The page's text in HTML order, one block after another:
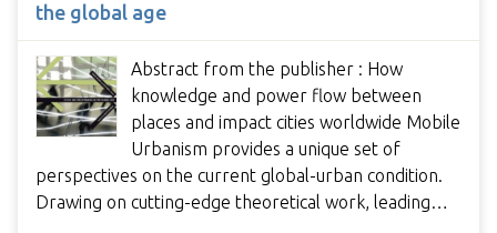
the global age
Abstract from the publisher : How
knowledge and power flow between
places and impact cities worldwide Mobile
Urbanism provides a unique set of
perspectives on the current global-urban condition.
Drawing on cutting-edge theoretical work, leading…